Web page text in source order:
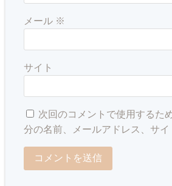
メール ※
サイト
次回のコメントで使用するた
分の名前、メールアドレス、サイ